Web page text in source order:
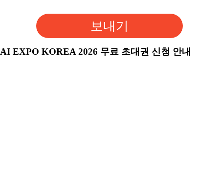
보내기
AI EXPO KOREA 2026 무료 초대권 신청 안내